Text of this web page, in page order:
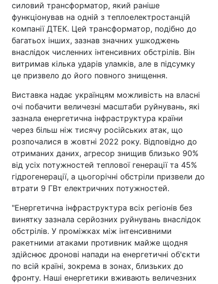
силовий трансформатор, який раніше
функціонував на одній з теплоелектростанцій
компанії ДТЕК. Цей трансформатор, подібно до
багатьох інших, зазнав значних ушкоджень
внаслідок численних інтенсивних обстрілів. Він
витримав кілька ударів уламків, але в підсумку
це призвело до його повного знищення.
Виставка надає українцям можливість на власні
очі побачити величезні масштаби руйнувань, які
зазнала енергетична інфраструктура країни
через більш ніж тисячу російських атак, що
розпочалися в жовтні 2022 року. Відповідно до
отриманих даних, агресор знищив близько 90%
від усіх потужностей теплової генерації та 45%
гідрогенерації, а цьогорічні обстріли призвели до
втрати 9 ГВт електричних потужностей.
"Енергетична інфраструктура всіх регіонів без
винятку зазнала серйозних руйнувань внаслідок
обстрілів. У проміжках між інтенсивними
ракетними атаками противник майже щодня
здійснює дронові напади на енергетичні об'єкти
по всій країні, зокрема в зонах, близьких до
фронту. Наші енергетики вживають величезних